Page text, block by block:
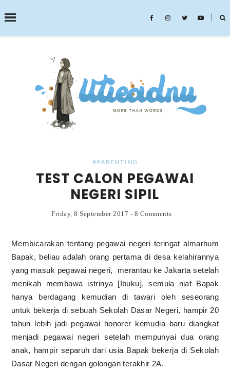
˟
SEARCH THIS BLOG
#PARENTING
TEST CALON PEGAWAI
NEGERI SIPIL
Friday, 8 September 2017 - 8 Comments
Membicarakan tentang pegawai negeri teringat almarhum
Bapak, beliau adalah orang pertama di desa kelahirannya
yang masuk pegawai negeri, merantau ke Jakarta setelah
menikah membawa istrinya [Ibuku], semula niat Bapak
hanya berdagang kemudian di tawari oleh seseorang
untuk bekerja di sebuah Sekolah Dasar Negeri, hampir 20
tahun lebih jadi pegawai honorer kemudia baru diangkat
menjadi pegawai negeri setelah mempunyai dua orang
anak, hampir separuh dari usia Bapak bekerja di Sekolah
Dasar Negeri dengan golongan terakhir 2A.